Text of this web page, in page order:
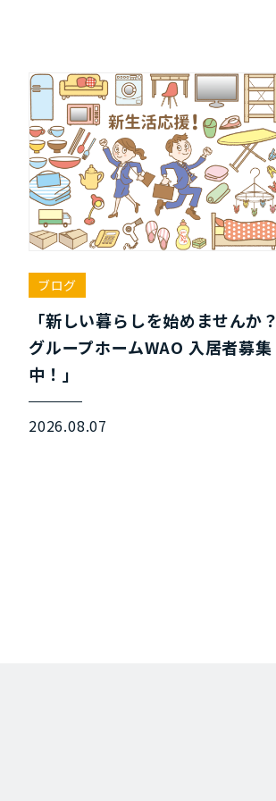
ブログ
「新しい暮らしを始めませんか？
グループホームWAO 入居者募集
中！」
2026.08.07